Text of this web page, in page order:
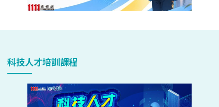
科技人才培訓課程